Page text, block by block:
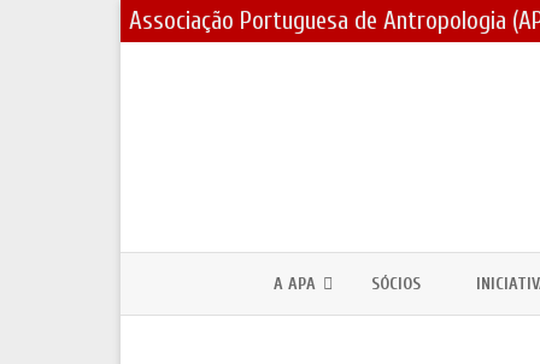
Associação Portuguesa de Antropologia
A APA SÓCIOS